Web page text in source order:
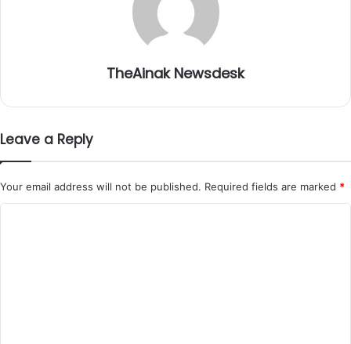
TheAinak Newsdesk
Leave a Reply
Your email address will not be published. Required fields are marked *